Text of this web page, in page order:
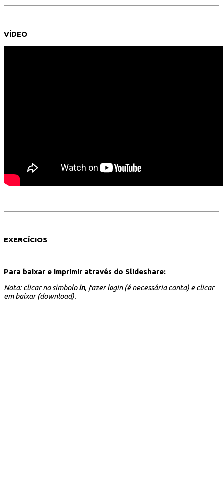
VÍDEO
EXERCÍCIOS
Para baixar e imprimir através do Slideshare:
Nota: clicar no símboloin, fazer login (é necessária conta) e clicar
em baixar (download).